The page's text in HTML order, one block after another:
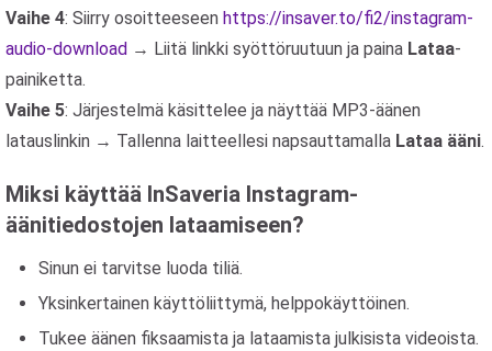
Vaihe 4: Siirry osoitteeseen https://insaver.to/fi2/instagram-
audio-download → Liitä linkki syöttöruutuun ja paina Lataa-
painiketta.
Vaihe 5: Järjestelmä käsittelee ja näyttää MP3-äänen
latauslinkin → Tallenna laitteellesi napsauttamalla Lataa ääni.
Miksi käyttää InSaveria Instagram-
äänitiedostojen lataamiseen?
Sinun ei tarvitse luoda tiliä.
Yksinkertainen käyttöliittymä, helppokäyttöinen.
Tukee äänen fiksaamista ja lataamista julkisista videoista.